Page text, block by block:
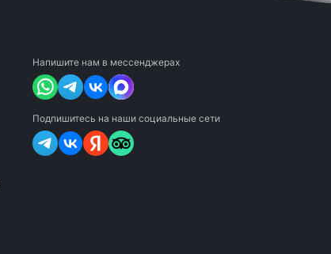
Напишите нам в мессенджерах
Подпишитесь на наши социальные сети